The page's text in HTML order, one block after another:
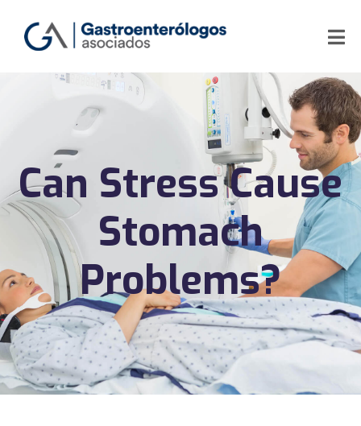
Can Stress Cause
Stomach
Problems?